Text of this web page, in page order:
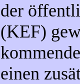
der
(KEF)
einen